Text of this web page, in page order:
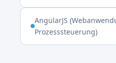
AngularJS
Prozesssteuerung)